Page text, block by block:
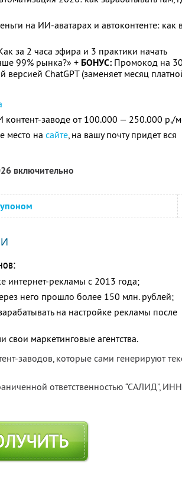
на ИИ-аватарах и автоконтенте: как
за 2 часа эфира и 3 практики начать
99% рынка?» + БОНУС: Промокод на
версией ChatGPT (заменяет месяц
контент-заводе от 100.000 — 250.000 р./
место на сайте, на вашу почту придет вся
включительно
интернет-рекламы с 2013 года;
него прошло более 150 млн. рублей;
на настройке рекламы после
свои маркетинговые агентства.
заводов, которые сами генерируют
ответственностью “САЛИД”, ИНН